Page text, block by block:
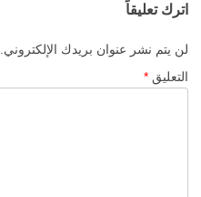
اترك تعليقاً
لن يتم نشر عنوان بريدك الإلكتروني.
التعليق *